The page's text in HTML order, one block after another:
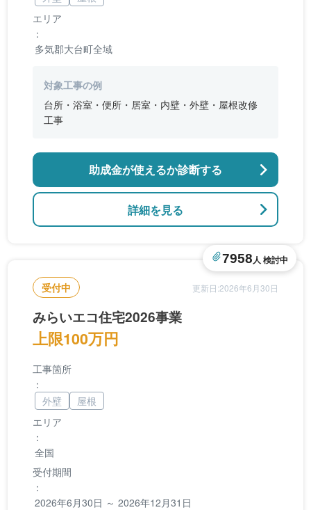
エリア
：
多気郡大台町全域
対象工事の例
台所・浴室・便所・居室・内壁・外壁・屋根改修
工事
詳細を見る
助成金が使えるか診断する
受付中 更新日:2026年6月30日
みらいエコ住宅2026事業
上限100万円
7958人 検討中
エリア
：
全国
受付期間
：
2026年6月30日 ～ 2026年12月31日
工事箇所
：
外壁
屋根